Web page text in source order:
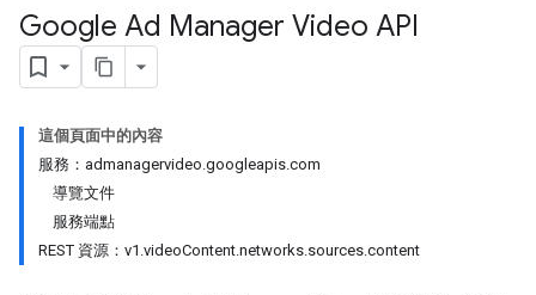
Google Ad Manager Video API
這個頁面中的內容
服務：admanagervideo.googleapis.com
導覽文件
服務端點
REST 資源：v1.videoContent.networks.sources.content